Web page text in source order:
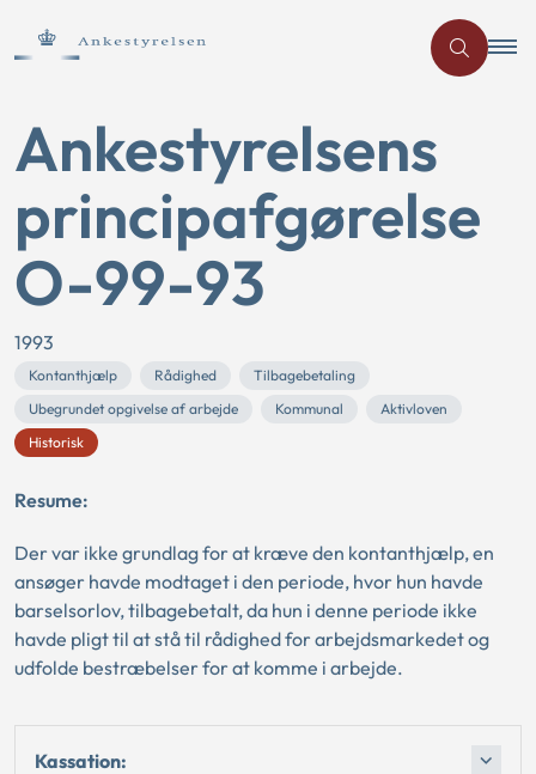
Ankestyrelsens
principafgørelse
O-99-93
1993
Kontanthjælp Rådighed
Tilbagebetaling
Ubegrundet opgivelse af arbejde
Kommunal
Aktivloven
Historisk
Resume:
Der var ikke grundlag for at kræve den kontanthjælp, en
ansøger havde modtaget i den periode, hvor hun havde
barselsorlov, tilbagebetalt, da hun i denne periode ikke
havde pligt til at stå til rådighed for arbejdsmarkedet og
udfolde bestræbelser for at komme i arbejde.
Kassation: